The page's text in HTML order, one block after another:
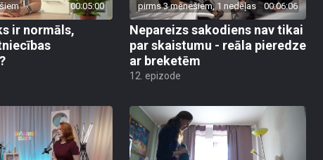
00:05:00
ir normāls,
pirms 3 mēnešiem, 1 nedēļas 00:06:06
Nepareizs sakodiens nav tikai
par skaistumu - reāla pieredze
ar breketēm
12. epizode